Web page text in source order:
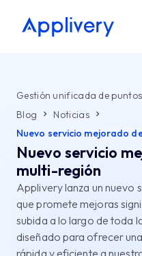
Gestión unificada de
Blog
Noticias
Nuevo servicio mejorado
Nuevo servicio
multi-región
Applivery lanza un nuevo
que promete mejoras
subida a lo largo de toda
diseñado para ofrecer
rápida y eficiente a